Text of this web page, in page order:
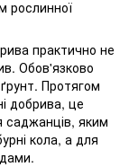
рослинної
практично не
Обов'язково
Протягом
добрива, це
саджанців, яким
кола, а для